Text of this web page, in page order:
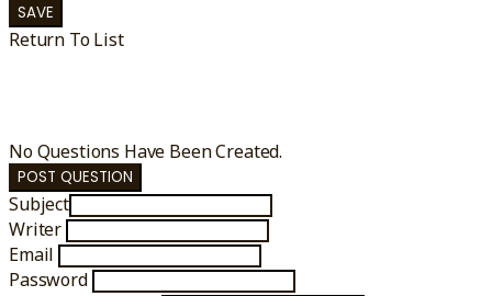
SAVE
Return To List
No Questions Have Been Created.
POST QUESTION
Subject
Writer
Email
Password